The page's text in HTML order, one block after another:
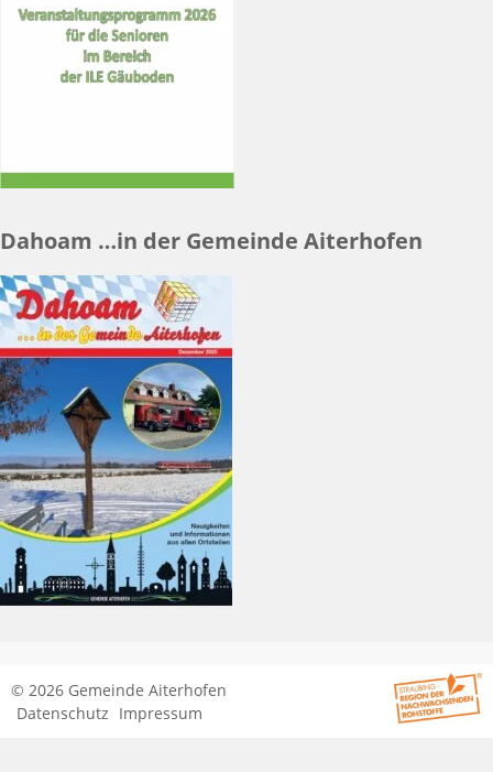
Dahoam …in der Gemeinde Aiterhofen
© 2026 Gemeinde Aiterhofen
Datenschutz Impressum